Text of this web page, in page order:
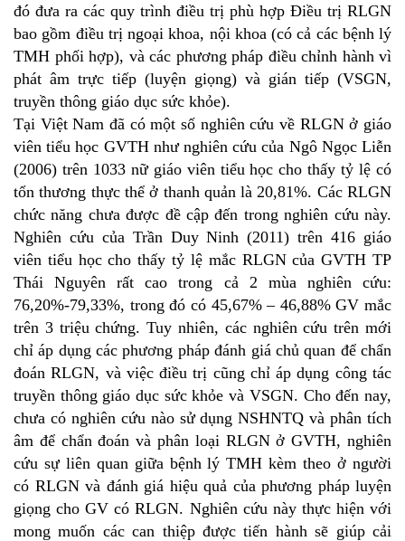
đó đưa ra các quy trình điều trị phù hợp Điều trị RLGN
bao gồm điều trị ngoại khoa, nội khoa (có cả các bệnh lý
TMH phối hợp), và các phương pháp điều chỉnh hành vì
phát âm trực tiếp (luyện giọng) và gián tiếp (VSGN,
truyền thông giáo dục sức khỏe).
Tại Việt Nam đã có một số nghiên cứu về RLGN ở giáo
viên tiểu học GVTH như nghiên cứu của Ngô Ngọc Liễn
(2006) trên 1033 nữ giáo viên tiểu học cho thấy tỷ lệ có
tổn thương thực thể ở thanh quản là 20,81%. Các RLGN
chức năng chưa được đề cập đến trong nghiên cứu này.
Nghiên cứu của Trần Duy Ninh (2011) trên 416 giáo
viên tiểu học cho thấy tỷ lệ mắc RLGN của GVTH TP
Thái Nguyên rất cao trong cả 2 mùa nghiên cứu:
76,20%-79,33%, trong đó có 45,67% – 46,88% GV mắc
trên 3 triệu chứng. Tuy nhiên, các nghiên cứu trên mới
chỉ áp dụng các phương pháp đánh giá chủ quan để chẩn
đoán RLGN, và việc điều trị cũng chỉ áp dụng công tác
truyền thông giáo dục sức khỏe và VSGN. Cho đến nay,
chưa có nghiên cứu nào sử dụng NSHNTQ và phân tích
âm để chẩn đoán và phân loại RLGN ở GVTH, nghiên
cứu sự liên quan giữa bệnh lý TMH kèm theo ở người
có RLGN và đánh giá hiệu quả của phương pháp luyện
giọng cho GV có RLGN. Nghiên cứu này thực hiện với
mong muốn các can thiệp được tiến hành sẽ giúp cải